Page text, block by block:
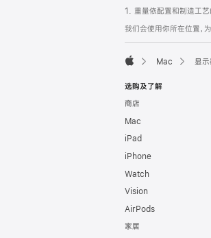
1. 重量依配置和制造工艺
我们会使用你所在位置，
Mac 显示
选购及了解
商店
Mac
iPad
iPhone
Watch
Vision
AirPods
家居